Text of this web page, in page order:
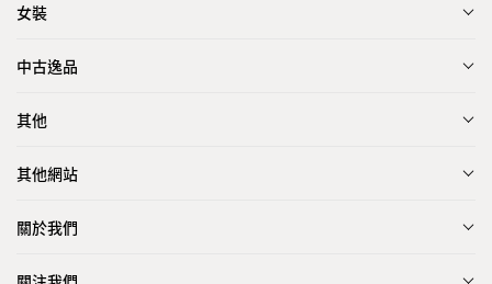
女裝
中古逸品
其他
其他網站
關於我們